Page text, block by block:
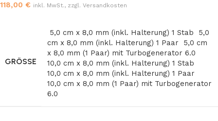
118,00 € inkl. MwSt., zzgl. Versandkosten
GRÖSSE
5,0 cm x 8,0 mm (inkl. Halterung) 1 Stab
5,0
cm x 8,0 mm (inkl. Halterung) 1 Paar
5,0 cm
x 8,0 mm (1 Paar) mit Turbogenerator 6.0
10,0 cm x 8,0 mm (inkl. Halterung) 1 Stab
10,0 cm x 8,0 mm (inkl. Halterung) 1 Paar
10,0 cm x 8,0 mm (1 Paar) mit Turbogenerator
6.0